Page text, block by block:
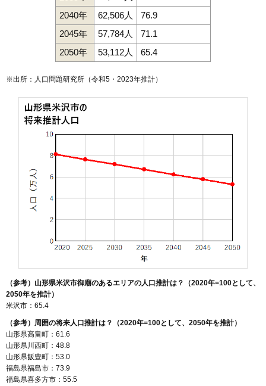
2040年
62,506人
76.9
2045年
57,784人
71.1
2050年
53,112人 65.4
※出所：人口問題研究所（令和5・2023年推計）
（参考）山形県米沢市御廟のあるエリアの人口推計は？（2020年=100として、
2050年を推計）
米沢市：65.4
（参考）周囲の将来人口推計は？（2020年=100として、2050年を推計）
山形県高畠町：61.6
山形県川西町：48.8
山形県飯豊町：53.0
福島県福島市：73.9
福島県喜多方市：55.5